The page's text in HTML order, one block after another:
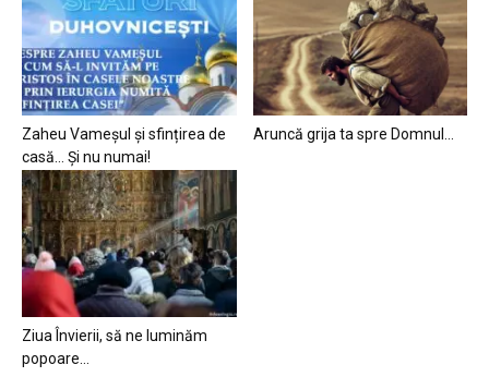
Zaheu Vameșul și sfințirea de
casă… Și nu numai!
Aruncă grija ta spre Domnul…
Ziua Învierii, să ne luminăm
popoare…